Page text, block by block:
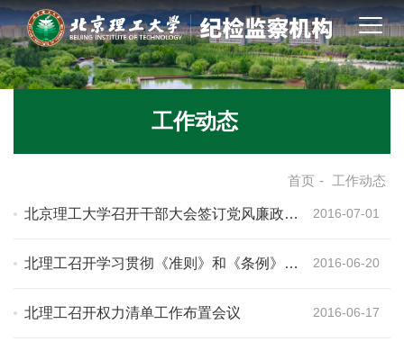
工作动态
首页 - 工作动态
北京理工大学召开干部大会签订党风廉政建
2016-07-01
北理工召开学习贯彻《准则》和《条例》讲
2016-06-20
北理工召开权力清单工作布置会议 2016-06-17